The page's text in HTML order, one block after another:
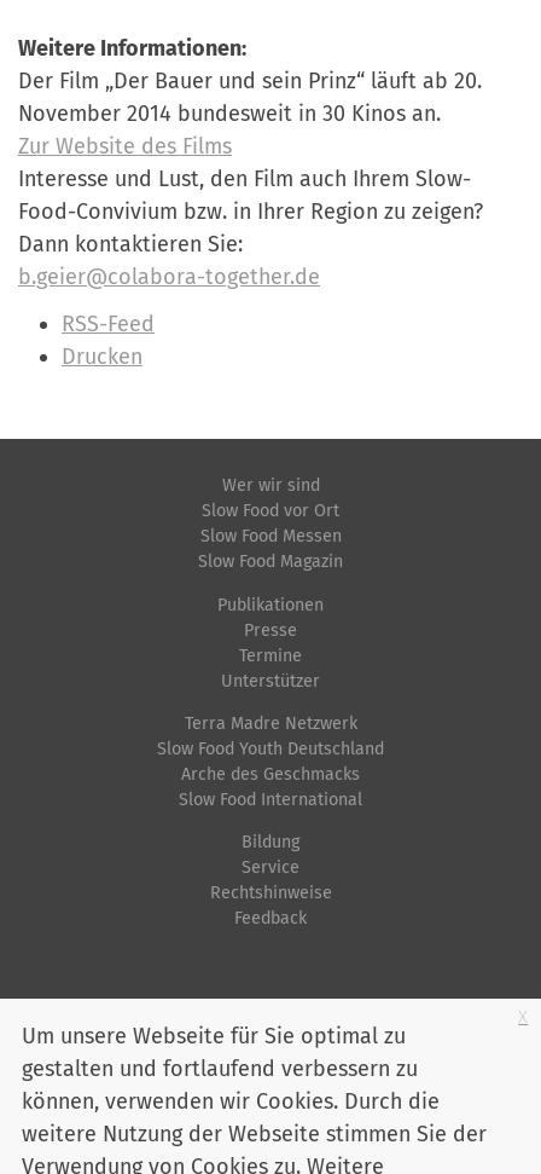
x
Um unsere Webseite für Sie optimal zu
gestalten und fortlaufend verbessern zu
können, verwenden wir Cookies. Durch die
weitere Nutzung der Webseite stimmen Sie der
Verwendung von Cookies zu. Weitere
Weitere Informationen:
Der Film „Der Bauer und sein Prinz“ läuft ab 20.
November 2014 bundesweit in 30 Kinos an.
Zur Website des Films
Interesse und Lust, den Film auch Ihrem Slow-
Food-Convivium bzw. in Ihrer Region zu zeigen?
Dann kontaktieren Sie:
b.geier@colabora-together.de
n
e
n
RSS-Feed
Drucken
Wer wir sind
Slow Food vor Ort
Slow Food Messen
Slow Food Magazin
Publikationen
Presse
Termine
Unterstützer
Terra Madre Netzwerk
Slow Food Youth Deutschland
Arche des Geschmacks
Slow Food International
Bildung
Service
Rechtshinweise
Feedback
Youtube Facebook Instagram LinkedIn Bluesky
Mitglied werden